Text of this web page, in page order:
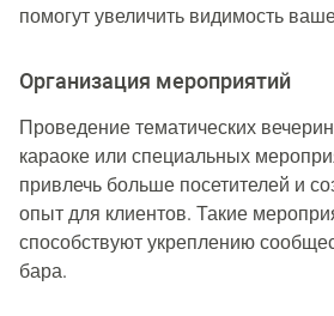
помогут увеличить видимость
Организация мероприятий
Проведение тематических
караоке или специальных
привлечь больше посетителей и
опыт для клиентов. Такие
способствуют укреплению
бара.